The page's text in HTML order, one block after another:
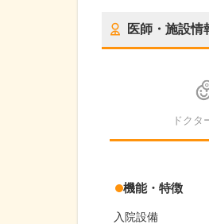
医師・施設情
ドクタ
機能・特徴
入院設備